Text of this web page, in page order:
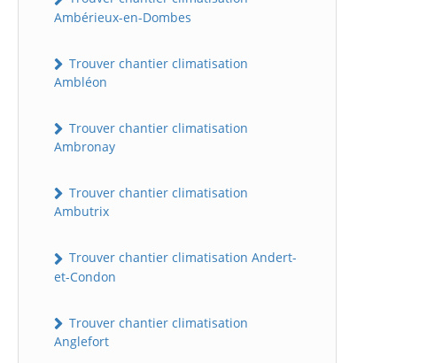
Ambérieux-en-Dombes
Trouver chantier climatisation
Ambléon
Trouver chantier climatisation
Ambronay
Trouver chantier climatisation
Ambutrix
Trouver chantier climatisation Andert-
et-Condon
Trouver chantier climatisation
Anglefort